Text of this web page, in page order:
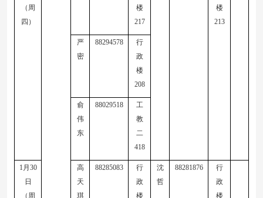
（周
四）
楼
217
楼
213
严
密
88294578
行
政
楼
208
俞
伟
东
88029518
工
教
二
418
1 月 30
日
（周
高
天
琪
88285083
行
政
楼
沈
哲
88281876
行
政
楼